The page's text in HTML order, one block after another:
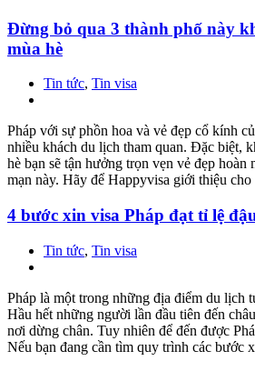
Đừng bỏ qua 3 thành phố này
mùa hè
Tin tức, Tin visa
Pháp với sự phồn hoa và vẻ đẹp cổ kính
nhiều khách du lịch tham quan. Đặc biệt,
hè bạn sẽ tận hưởng trọn vẹn vẻ đẹp hoàn
mạn này. Hãy để Happyvisa giới thiệu
4 bước xin visa Pháp đạt tỉ lệ
Tin tức, Tin visa
Pháp là một trong những địa điểm du lịch
Hầu hết những người lần đầu tiên đến
nơi dừng chân. Tuy nhiên để đến được
Nếu bạn đang cần tìm quy trình các